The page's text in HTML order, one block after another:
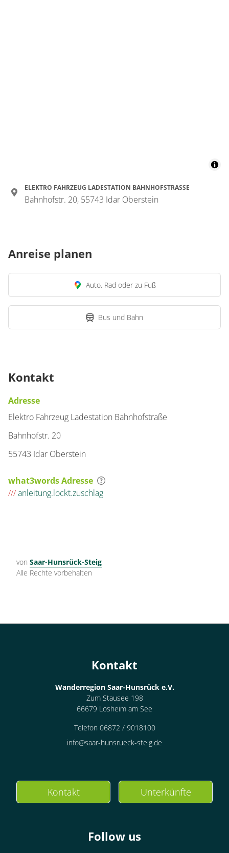
ELEKTRO FAHRZEUG LADESTATION BAHNHOFSTRASSE
Bahnhofstr. 20, 55743 Idar Oberstein
Anreise planen
Auto, Rad oder zu Fuß
Bus und Bahn
Kontakt
Adresse
Elektro Fahrzeug Ladestation Bahnhofstraße
Bahnhofstr. 20
55743 Idar Oberstein
what3words Adresse
///anleitung.lockt.zuschlag
von Saar-Hunsrück-Steig
Alle Rechte vorbehalten
Kontakt
Wanderregion Saar-Hunsrück e.V.
Zum Stausee 198
66679 Losheim am See
Telefon 06872 / 9018100
info@saar-hunsrueck-steig.de
Kontakt Unterkünfte
Follow us